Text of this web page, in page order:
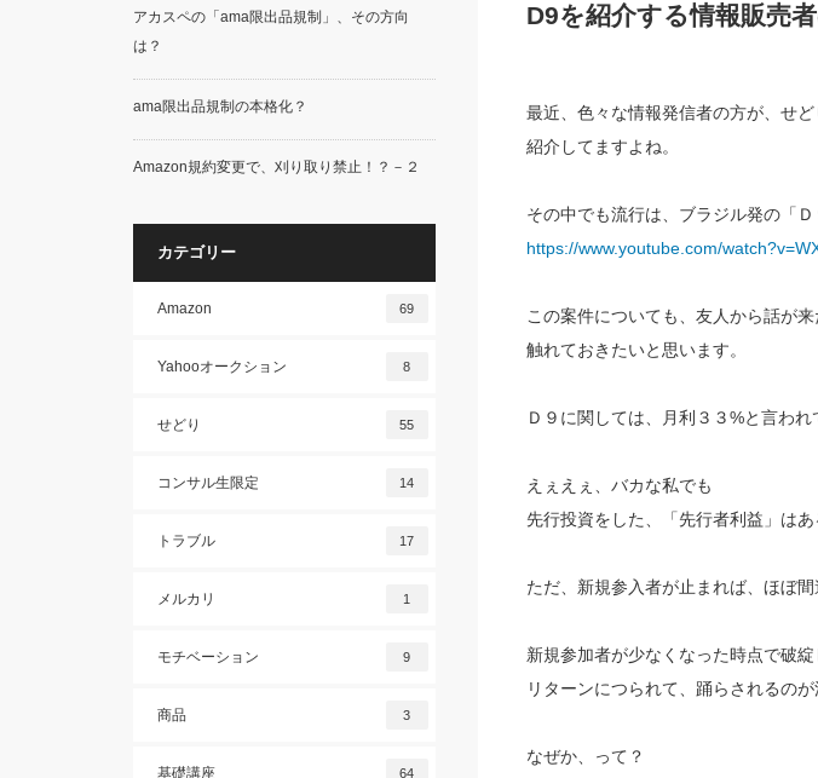
D9を紹介する情報販売
最近、色々な情報発信者の方が、せ
紹介してますよね。
その中でも流行は、ブラジル発の「Ｄ
https://www.youtube.com/
この案件についても、友人から話が
触れておきたいと思います。
Ｄ９に関しては、月利３３%と言われ
えぇえぇ、バカな私でも
先行投資をした、「先行者利益」はあ
ただ、新規参入者が止まれば、ほぼ
新規参加者が少なくなった時点で破綻
リターンにつられて、踊らされるのが
なぜか、って？
アカスペの「ama限出品規制」、その方向
は？
ama限出品規制の本格化？
Amazon規約変更で、刈り取り禁止！？－２
カテゴリー
Amazon 69
Yahooオークション 8
せどり 55
コンサル生限定 14
トラブル 17
メルカリ 1
モチベーション 9
商品 3
基礎講座 64